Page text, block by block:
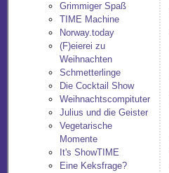
Grimmiger Spaß
TIME Machine
Norway.today
(F)eierei zu
Weihnachten
Schmetterlinge
Die Cocktail Show
Weihnachtscompituter
Julius und die Geister
Vegetarische
Momente
It's ShowTIME
Eine Keksfrage?